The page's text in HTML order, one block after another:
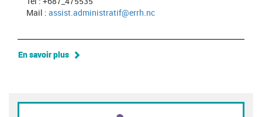
Mail : assist.administratif@errh.nc
En savoir plus